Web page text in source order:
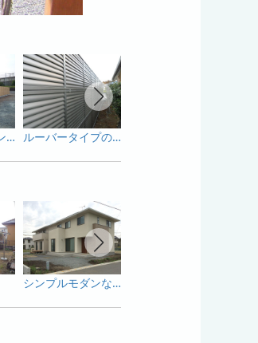
手作り木製フェンス ルーバータイプのフェンス取付
シンプルモダンな外構工事